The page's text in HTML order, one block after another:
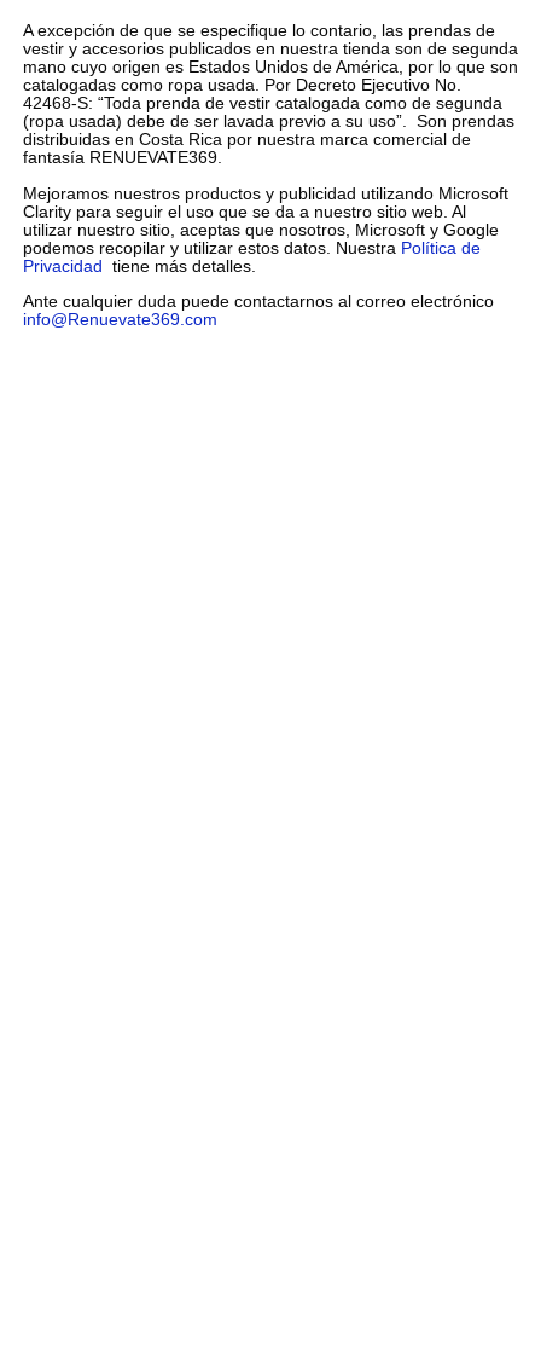
A excepción de que se especifique lo contario, las prendas de
vestir y accesorios publicados en nuestra tienda son de segunda
mano cuyo origen es Estados Unidos de América, por lo que son
catalogadas como ropa usada. Por Decreto Ejecutivo No.
42468-S: “Toda prenda de vestir catalogada como de segunda
(ropa usada) debe de ser lavada previo a su uso”. Son prendas
distribuidas en Costa Rica por nuestra marca comercial de
fantasía RENUEVATE369.
Mejoramos nuestros productos y publicidad utilizando Microsoft
Clarity para seguir el uso que se da a nuestro sitio web. Al
utilizar nuestro sitio, aceptas que nosotros, Microsoft y Google
podemos recopilar y utilizar estos datos. Nuestra Política de
Privacidad tiene más detalles.
Ante cualquier duda puede contactarnos al correo electrónico
info@Renuevate369.com